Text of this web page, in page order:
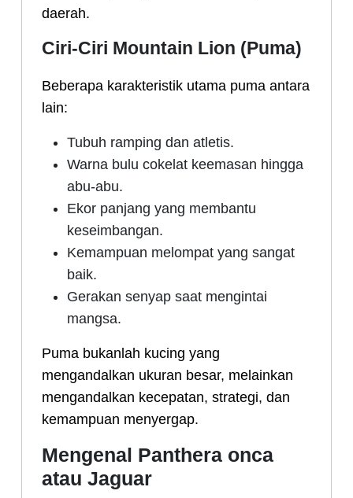
daerah.
Ciri-Ciri Mountain Lion (Puma)
Beberapa karakteristik utama puma antara
lain:
Tubuh ramping dan atletis.
Warna bulu cokelat keemasan hingga
abu-abu.
Ekor panjang yang membantu
keseimbangan.
Kemampuan melompat yang sangat
baik.
Gerakan senyap saat mengintai
mangsa.
Puma bukanlah kucing yang
mengandalkan ukuran besar, melainkan
mengandalkan kecepatan, strategi, dan
kemampuan menyergap.
Mengenal Panthera onca
atau Jaguar